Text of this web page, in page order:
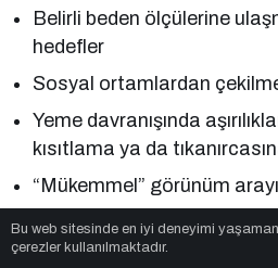
Belirli beden ölçülerine
hedefler
Sosyal ortamlardan
Yeme davranışında
kısıtlama ya da
“Mükemmel” görünüm
Bu noktada diyetisyen olarak
bir beslenme planı hazırlamak
Bu web sitesinde en iyi deneyimi
çerezler kullanılmaktadır.